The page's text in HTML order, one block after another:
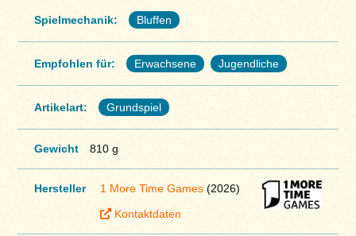
Spielmechanik: Bluffen
Empfohlen für: Erwachsene Jugendliche
Artikelart: Grundspiel
Gewicht 810 g
Hersteller 1 More Time Games(2026)
Kontaktdaten